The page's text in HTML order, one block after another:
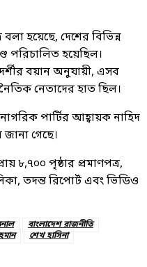
হয়েছে, দেশের বিভিন্ন
পরিচালিত হয়েছিল।
বয়ান অনুযায়ী, এসব
নেতাদের হাত ছিল।
পার্টির আহ্বায়ক নাহিদ
গেছে।
৮,৭০০ পৃষ্ঠার প্রমাণপত্র,
তদন্ত রিপোর্ট এবং ভিডিও
বাংলাদেশ রাজনীতি
শেখ হাসিনা